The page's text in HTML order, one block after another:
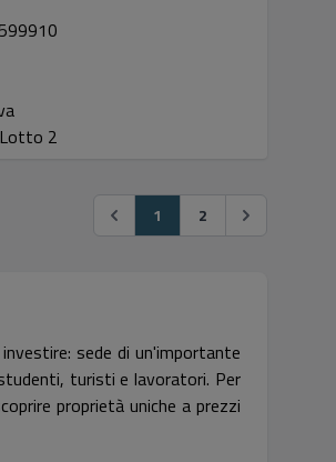
2
1 2
sede di un'importante
turisti e lavoratori. Per
proprietà uniche a prezzi